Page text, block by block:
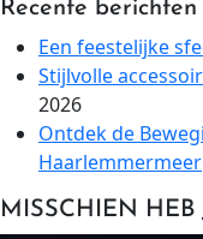
Recente berichten
Een feestelijke
Stijlvolle
2026
Ontdek de
Haarlemmermeer
MISSCHIEN HEB